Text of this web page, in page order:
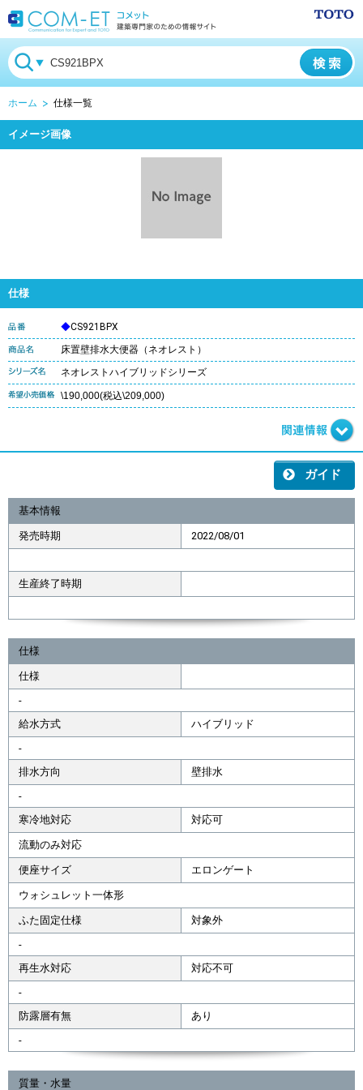
ホーム 仕様一覧
イメージ画像
仕様
◆CS921BPX
床置壁排水大便器（ネオレスト）
ネオレストハイブリッドシリーズ
\190,000(税込\209,000)
ガイド
基本情報
発売時期 2022/08/01
生産終了時期
仕様
仕様
-
給水方式
ハイブリッド
-
排水方向
壁排水
-
寒冷地対応
対応可
流動のみ対応
便座サイズ エロンゲート
ウォシュレット一体形
ふた固定仕様
対象外
-
再生水対応
対応不可
-
防露層有無
あり
-
質量・水量